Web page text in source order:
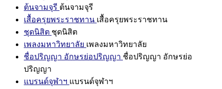
ต้นจามจุรี ต้นจามจุรี
เสื้อครุยพระราชทาน เสื้อครุยพระราชทาน
ชุดนิสิต ชุดนิสิต
เพลงมหาวิทยาลัย เพลงมหาวิทยาลัย
ชื่อปริญญา อักษรย่อปริญญา ชื่อปริญญา อักษรย่อ
ปริญญา
แบรนด์จุฬาฯ แบรนด์จุฬาฯ